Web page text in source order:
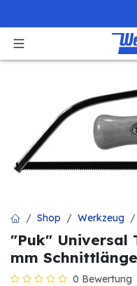
Shop Werkzeug
"Puk" Universal
mm Schnittlänge
0 Bewertung